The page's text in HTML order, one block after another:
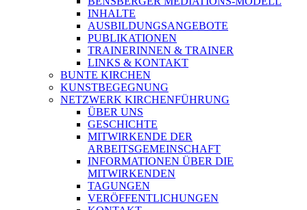
INHALTE
AUSBILDUNGSANGEBOTE
PUBLIKATIONEN
TRAINERINNEN & TRAINER
LINKS & KONTAKT
BUNTE KIRCHEN
KUNSTBEGEGNUNG
NETZWERK KIRCHENFÜHRUNG
ÜBER UNS
GESCHICHTE
MITWIRKENDE DER
ARBEITSGEMEINSCHAFT
INFORMATIONEN ÜBER DIE
MITWIRKENDEN
TAGUNGEN
VERÖFFENTLICHUNGEN